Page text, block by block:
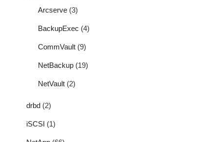
Arcserve (3)
BackupExec (4)
CommVault (9)
NetBackup (19)
NetVault (2)
drbd (2)
iSCSI (1)